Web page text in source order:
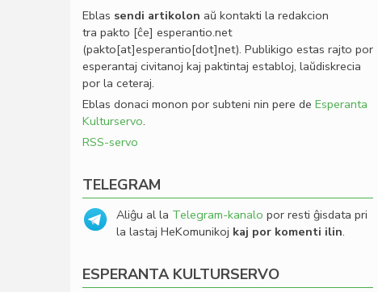
Eblas sendi artikolon aŭ kontakti la redakcion
tra pakto [ĉe] esperantio.net
(pakto[at]esperantio[dot]net). Publikigo estas rajto por
esperantaj civitanoj kaj paktintaj establoj, laŭdiskrecia
por la ceteraj.
Eblas donaci monon por subteni nin pere de Esperanta
Kulturservo.
RSS-servo
TELEGRAM
Aliĝu al la Telegram-kanalo por resti ĝisdata pri
la lastaj HeKomunikoj kaj por komenti ilin.
ESPERANTA KULTURSERVO